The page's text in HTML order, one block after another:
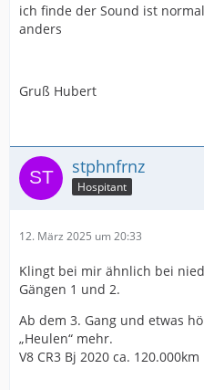
ich finde der Sound ist
anders
Gruß Hubert
stphnfrnz
Hospitant
12. März 2025 um 20:33
Klingt bei mir ähnlich bei
Gängen 1 und 2.
Ab dem 3. Gang und etwas
„Heulen“ mehr.
V8 CR3 Bj 2020 ca. 120.000km